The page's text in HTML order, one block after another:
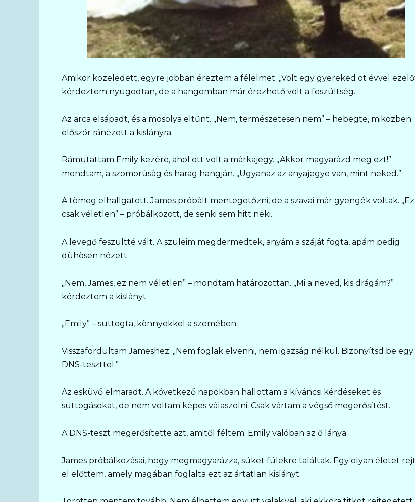
Amikor közeledett, egyre jobban éreztem a félelmet. „Volt egy gyereked öt évvel
kérdeztem nyugodtan, de a hangomban már érezhető volt a feszültség.
Az arca elsápadt, és a mosolya eltűnt. „Nem, természetesen nem” – hebegte, miközben
először ránézett a kislányra.
Rámutattam Emily kezére, ahol ott volt a márkajegy. „Akkor magyarázd meg ezt!”
mondtam, a szomorúság és harag hangján. „Ugyanaz az anyajegye van, mint neked.”
A tömeg elhallgatott. James próbált mentegetőzni, de a szavai már gyengék voltak.
csak véletlen” – próbálkozott, de senki sem hitt neki.
A levegő feszültté vált. A szüleim megdermedtek, anyám a száját fogta, apám pedig
dühösen nézett.
„Nem, James, ez nem véletlen” – mondtam határozottan. „Mi a neved, kis drágám?”
kérdeztem a kislányt.
„Emily” – suttogta, könnyekkel a szemében.
Visszafordultam Jameshez. „Nem foglak elvenni, nem igazság nélkül. Bizonyítsd be egy
DNS-teszttel.”
Az esküvő elmaradt. A következő napokban hallottam a kíváncsi kérdéseket és
suttogásokat, de nem voltam képes válaszolni. Csak vártam a végső megerősítést.
A DNS-teszt megerősítette azt, amitől féltem: Emily valóban az ő lánya.
James próbálkozásai, hogy megmagyarázza, süket fülekre találtak. Egy olyan életet
el előttem, amely magában foglalta ezt az ártatlan kislányt.